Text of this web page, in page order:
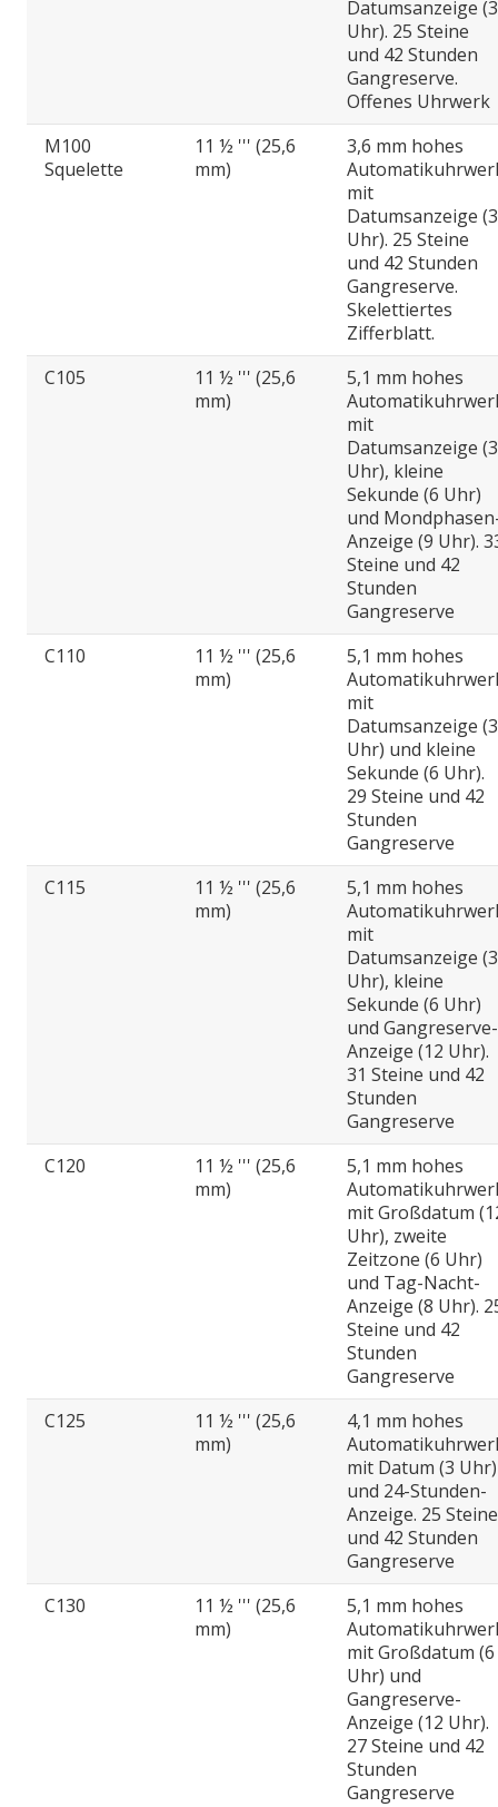
Datumsanzeige (3
Uhr). 25 Steine
und 42 Stunden
Gangreserve.
Offenes Uhrwerk
M100
Squelette
11 ½ ''' (25,6
mm)
3,6 mm hohes
mit
Datumsanzeige (3
Uhr). 25 Steine
und 42 Stunden
Gangreserve.
Skelettiertes
Zifferblatt.
C105
11 ½ ''' (25,6
mm)
5,1 mm hohes
mit
Datumsanzeige (3
Uhr), kleine
Sekunde (6 Uhr)
und
Anzeige (9 Uhr).
Steine und 42
Stunden
Gangreserve
C110
11 ½ ''' (25,6
mm)
5,1 mm hohes
mit
Datumsanzeige (3
Uhr) und kleine
Sekunde (6 Uhr).
29 Steine und 42
Stunden
Gangreserve
C115
11 ½ ''' (25,6
mm)
5,1 mm hohes
mit
Datumsanzeige (3
Uhr), kleine
Sekunde (6 Uhr)
und Gangreserve-
Anzeige (12 Uhr).
31 Steine und 42
Stunden
Gangreserve
C120
11 ½ ''' (25,6
mm)
5,1 mm hohes
mit Großdatum
Uhr), zweite
Zeitzone (6 Uhr)
und Tag-Nacht-
Anzeige (8 Uhr).
Steine und 42
Stunden
Gangreserve
C125
11 ½ ''' (25,6
mm)
4,1 mm hohes
mit Datum (3 Uhr)
und 24-Stunden-
Anzeige. 25 Steine
und 42 Stunden
Gangreserve
C130
11 ½ ''' (25,6
mm)
5,1 mm hohes
mit Großdatum (6
Uhr) und
Gangreserve-
Anzeige (12 Uhr).
27 Steine und 42
Stunden
Gangreserve